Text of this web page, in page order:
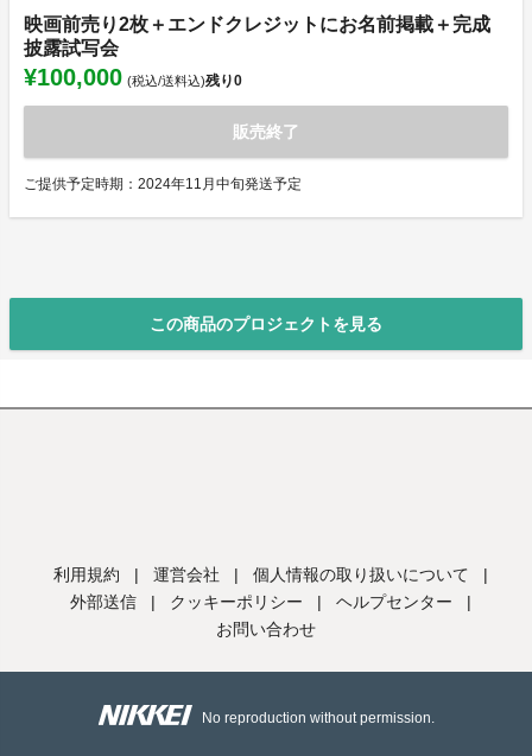
映画前売り2枚＋エンドクレジットにお名前掲載＋完成
披露試写会
¥100,000 (税込/送料込)残り0
販売終了
ご提供予定時期：2024年11月中旬発送予定
この商品のプロジェクトを見る
利用規約 | 運営会社 | 個人情報の取り扱いについて
|
外部送信
| クッキーポリシー | ヘルプセンター
|
お問い合わせ
No reproduction without permission.